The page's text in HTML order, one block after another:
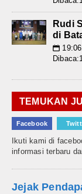
Rudi
di
📅
TEMUKAN
Facebook
Ikuti kami di
informasi terbaru
Jejak